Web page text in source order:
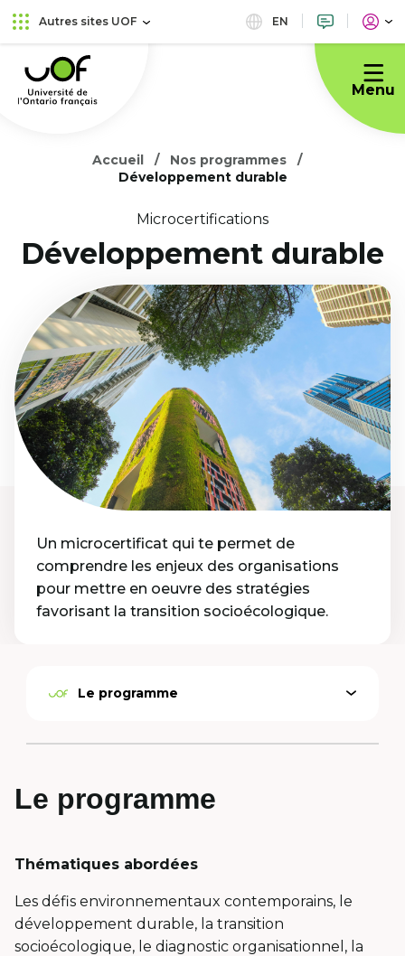
Aller
au
principal
Passer
au
contenu
Autres sites UOF EN
Université
de
l'Ontario
Menu
Accueil
Nos programmes
Développement durable
Microcertifications
Développement durable
Un microcertificat qui te permet de
comprendre les enjeux des organisations
pour mettre en oeuvre des stratégies
favorisant la transition socioécologique.
Ouvrir
OptionLe programme
Le programme
Thématiques abordées
Les défis environnementaux contemporains, le
développement durable, la transition
socioécologique, le diagnostic organisationnel, la